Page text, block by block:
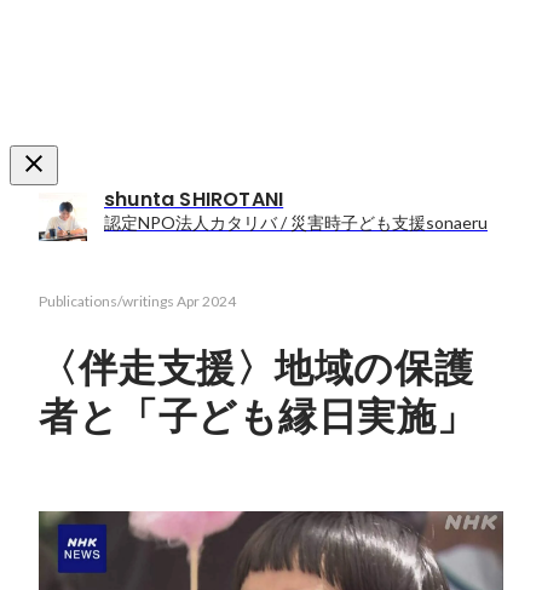
shunta SHIROTANI
認定NPO法人カタリバ / 災害時子ども支援sonaeru
Publications/writings Apr 2024
〈伴走支援〉地域の保護
者と「子ども縁日実施」